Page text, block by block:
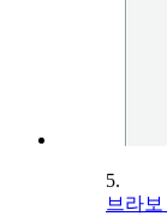
5.
브라보